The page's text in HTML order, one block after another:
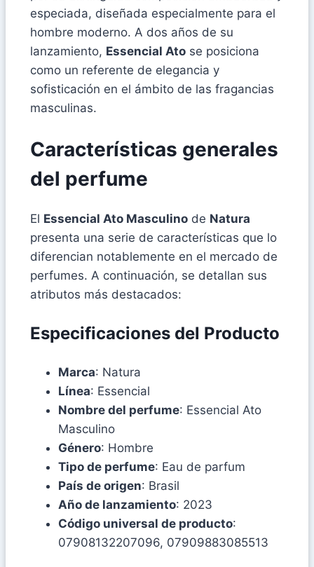
especiada, diseñada especialmente para el
hombre moderno. A dos años de su
lanzamiento, Essencial Ato se posiciona
como un referente de elegancia y
sofisticación en el ámbito de las fragancias
masculinas.
Características generales
del perfume
El Essencial Ato Masculino de Natura
presenta una serie de características que lo
diferencian notablemente en el mercado de
perfumes. A continuación, se detallan sus
atributos más destacados:
Especificaciones del Producto
Marca: Natura
Línea: Essencial
Nombre del perfume: Essencial Ato
Masculino
Género: Hombre
Tipo de perfume: Eau de parfum
País de origen: Brasil
Año de lanzamiento: 2023
Código universal de producto:
07908132207096, 07909883085513